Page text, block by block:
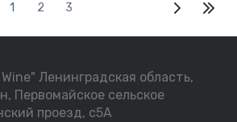
1 2 3
Ленинградская область,
Первомайское сельское
проезд, с5А